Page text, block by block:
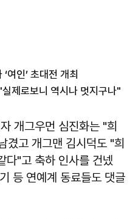
여인’ 초대전 개최
제로보니 역시나 멋지구나"
개그우먼 심진화는 "희
겼고 개그맨 김시덕도 "희
다"고 축하 인사를 건넸
등 연예계 동료들도 댓글